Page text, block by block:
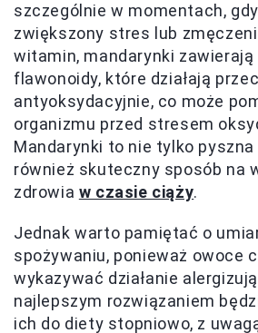
szczególnie w momentach,
zwiększony stres lub
witamin, mandarynki zawierają
flawonoidy, które działają
antyoksydacyjnie, co może
organizmu przed stresem
Mandarynki to nie tylko pyszna
również skuteczny sposób na
zdrowia w czasie ciąży.
Jednak warto pamiętać o
spożywaniu, ponieważ owoce
wykazywać działanie
najlepszym rozwiązaniem
ich do diety stopniowo, z